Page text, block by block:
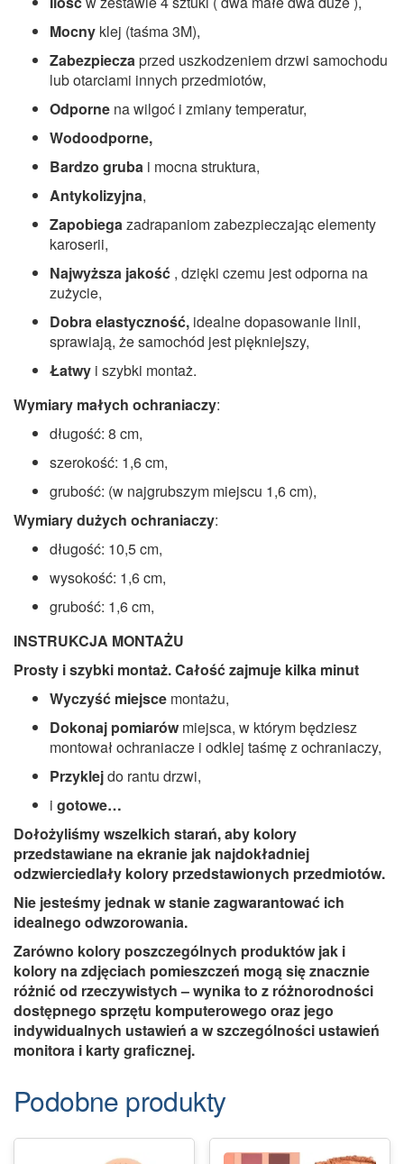
Mocny klej (taśma 3M),
Zabezpieczaprzed uszkodzeniem drzwi samochodu
lub otarciami innych przedmiotów,
Odporne na wilgoć i zmiany temperatur,
Wodoodporne,
Bardzo gruba i mocna struktura,
Antykolizyjna,
Zapobiegazadrapaniom zabezpieczając elementy
karoserii,
Najwyższa jakość , dzięki czemu jest odporna na
zużycie,
Dobra elastyczność, idealne dopasowanie linii,
sprawiają, że samochód jest piękniejszy,
Łatwy i szybki montaż.
Wymiary małych ochraniaczy:
długość: 8 cm,
szerokość: 1,6 cm,
grubość: (w najgrubszym miejscu 1,6 cm),
Wymiary dużych ochraniaczy:
długość: 10,5 cm,
wysokość: 1,6 cm,
grubość: 1,6 cm,
INSTRUKCJA MONTAŻU
Prosty i szybki montaż. Całość zajmuje kilka minut
Wyczyść miejsce montażu,
Dokonaj pomiarów miejsca, w którym będziesz
montował ochraniacze i odklej taśmę z ochraniaczy,
Przyklejdo rantu drzwi,
i gotowe…
Dołożyliśmy wszelkich starań, aby kolory
przedstawiane na ekranie jak najdokładniej
odzwierciedlały kolory przedstawionych przedmiotów.
Nie jesteśmy jednak w stanie zagwarantować ich
idealnego odwzorowania.
Zarówno kolory poszczególnych produktów jak i
kolory na zdjęciach pomieszczeń mogą się znacznie
różnić od rzeczywistych – wynika to z różnorodności
dostępnego sprzętu komputerowego oraz jego
indywidualnych ustawień a w szczególności ustawień
monitora i karty graficznej.
Podobne produkty